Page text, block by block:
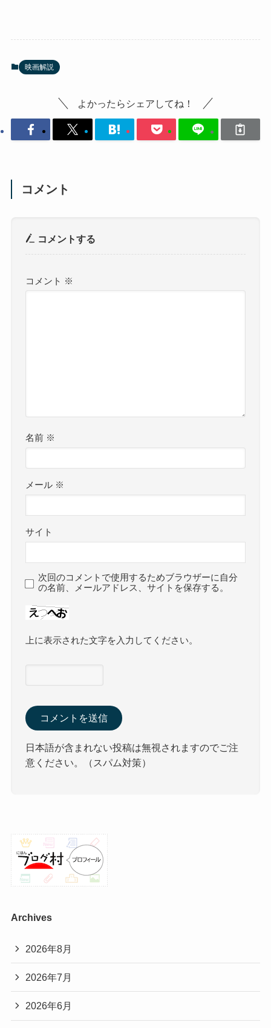
映画解説
よかったらシェアしてね！
コメント
コメントする
コメント ※
名前 ※
メール ※
サイト
次回のコメントで使用するためブラウザーに自分
の名前、メールアドレス、サイトを保存する。
上に表示された文字を入力してください。
日本語が含まれない投稿は無視されますのでご注
意ください。（スパム対策）
Archives
2026年8月
2026年7月
2026年6月